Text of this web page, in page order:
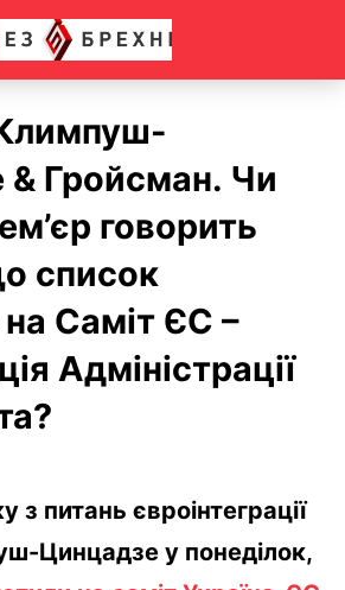
Гройсман. Чи
говорить
список
на Саміт ЄС –
Адміністрації
з питань євроінтеграції
Цинцадзе у понеділок,